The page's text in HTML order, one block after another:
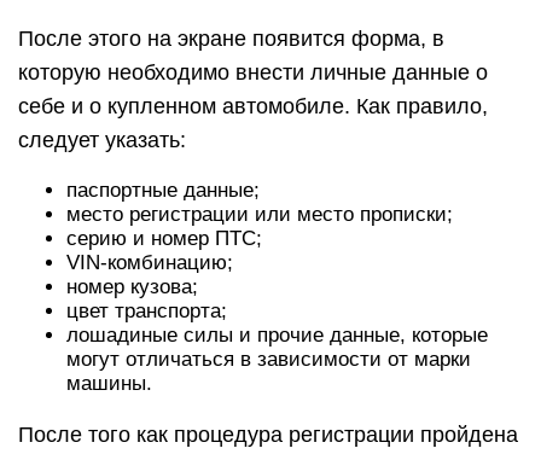
После этого на экране появится форма, в
которую необходимо внести личные данные о
себе и о купленном автомобиле. Как правило,
следует указать:
паспортные данные;
место регистрации или место прописки;
серию и номер ПТС;
VIN-комбинацию;
номер кузова;
цвет транспорта;
лошадиные силы и прочие данные, которые
могут отличаться в зависимости от марки
машины.
После того как процедура регистрации пройдена